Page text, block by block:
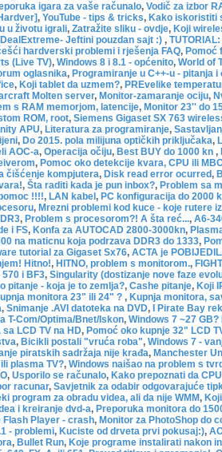
igara za vaše računalo, Vodič za izbor
, YouTube - tips & tricks, Kako iskoristiti
u životu igrali, Zatražite sliku - ovdje, Koji
DealExtreme- Jeftini pouzdan sajt :) ,
hardverski problemi i rješenja FAQ, Pomoć
(Live TV), Windows 8 i 8.1 - općenito, World of
oglasnika, Programiranje u C++-u - pitanja i
, Koji tablet da uzmem?, PREvelike
Molten server, Monitor-zamaranje ociju,
s RAM memorjom, latencije, Monitor 23'' do
ROM, root, Siemens Gigaset SX 763
APU, Literatura za programiranje,
, Do 2015. pola milijuna optičkih priključaka,
AOC-a, Operacija očiju, Best BUY do 1000 kn ,
, Pomoc oko detekcije kvara, CPU ili
čišćenje kompjutera, Disk read error ocurred,
, Šta raditi kada je pun inbox?, Problem sa
!!!!, LAN kabel , PC konfiguracija do 2000
, Mrezni problemi kod kuce - koje rutere
, Problem s procesorom?! A šta reć..., A6-
i FS, Konfa za AUTOCAD 2800-3000kn,
na maticnu koja podrzava DDR3 do 1333,
tutorial za Gigaset Sx76, ACTA je
Hitno!, HITNO, problem s monitorom.,
570 i BF3, Singularity (dostizanje nove faze
pitanje - koja je to zemlja?, Cashe pitanje, Koji
monitora 23" ili 24" ? , Kupnja monitora,
, Snimanje .AVI datoteka na DVD,
I Pirate Bay
T-Com/Optima/Bnet/Iskon, Windows 7 ~27
LCD TV na HD, Pomoć oko kupnje 32" LCD
, Bicikli postali "vruća roba", Windows 7 -
piratskih sadržaja nije krađa, Manchester
plasma TV?, Windows naišao na problem s
, Usporilo se računalo, Kako prepoznati da
racunar, Savjetnik za odabir odgovarajuće
program za obradu videa, ali da nije WMM,
i kreiranje dvd-a, Preporuka monitora do
Flash Player - crash, Monitor za PhotoShop do
- problemi, Kuciste od drveta prvi pokusaj:),
, Bullet Run, Koje programe instalirati nakon